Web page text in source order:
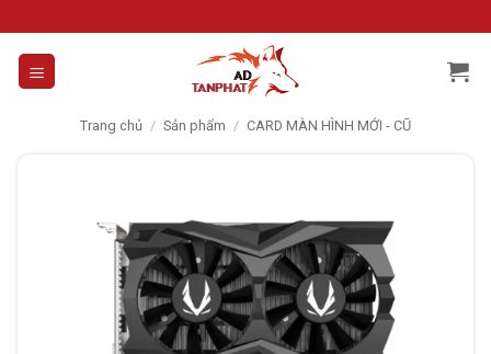
to
content
Trang chủ / Sản phẩm / CARD MÀN HÌNH MỚI - CŨ